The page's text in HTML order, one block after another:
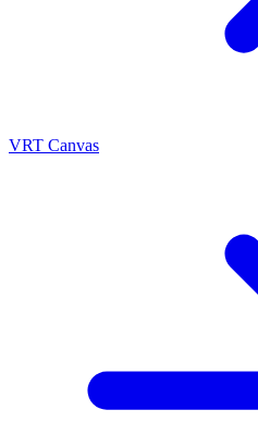
VRT Canvas